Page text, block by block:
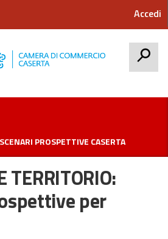
Accedi
PROSPETTIVE CASERTA
TERRITORIO:
per